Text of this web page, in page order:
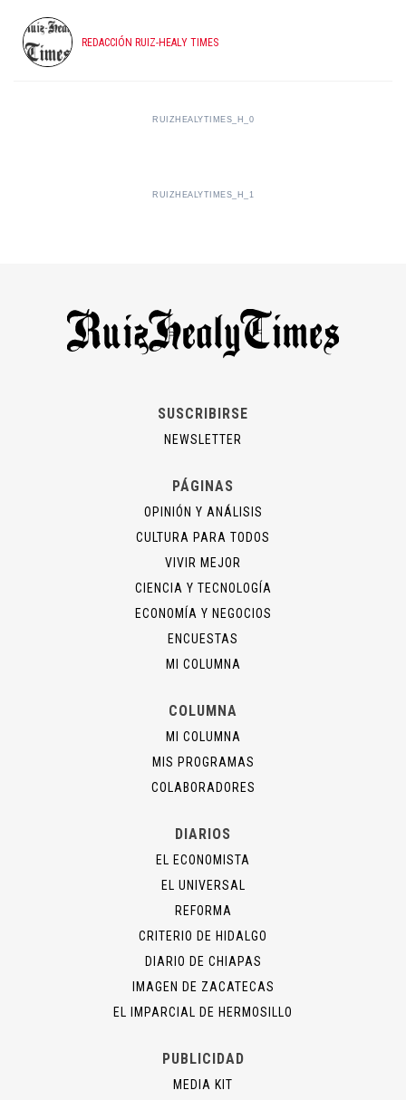
REDACCIÓN RUIZ-HEALY TIMES
RUIZHEALYTIMES_H_0
RUIZHEALYTIMES_H_1
SUSCRIBIRSE
NEWSLETTER
PÁGINAS
OPINIÓN Y ANÁLISIS
CULTURA PARA TODOS
VIVIR MEJOR
CIENCIA Y TECNOLOGÍA
ECONOMÍA Y NEGOCIOS
ENCUESTAS
MI COLUMNA
COLUMNA
MI COLUMNA
MIS PROGRAMAS
COLABORADORES
DIARIOS
EL ECONOMISTA
EL UNIVERSAL
REFORMA
CRITERIO DE HIDALGO
DIARIO DE CHIAPAS
IMAGEN DE ZACATECAS
EL IMPARCIAL DE HERMOSILLO
PUBLICIDAD
MEDIA KIT